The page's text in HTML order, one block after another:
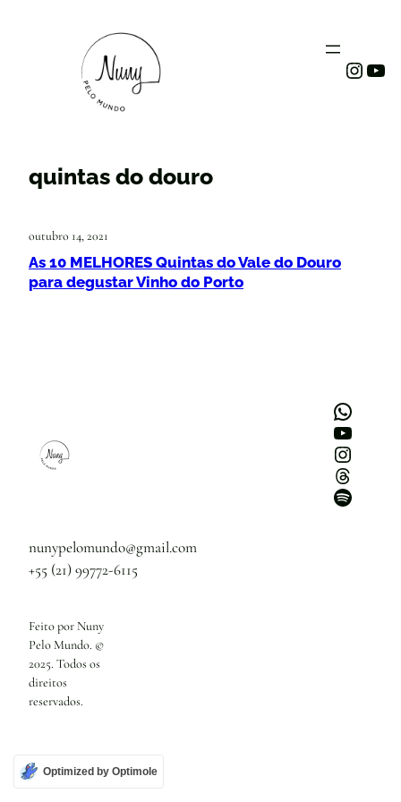
quintas do douro
outubro 14, 2021
As 10 MELHORES Quintas do Vale do Douro
para degustar Vinho do Porto
WhatsApp
Youtube
Instagram
Threads
Spotify
nunypelomundo@gmail.com
+55 (21) 99772-6115
Feito por Nuny
Pelo Mundo. ©
2025. Todos os
direitos
reservados.
Optimized by Optimole